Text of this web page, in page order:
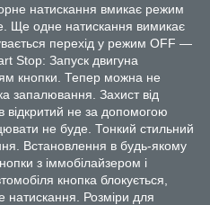
натискання вмикає режим
Ще одне натискання вимикає
перехід у режим OFF —
Stop: Запуск двигуна
кнопки. Тепер можна не
запалювання. Захист від
не за допомогою
не буде. Тонкий стильний
Встановлення в будь-якому
з іммобілайзером і
кнопка блокується,
натискання. Розміри для